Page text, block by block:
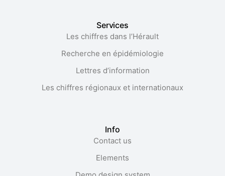
Services
Les chiffres dans l’Hérault​
Recherche en épidémiologie
Lettres d’information
Les chiffres régionaux et internationaux
Info
Contact us
Elements